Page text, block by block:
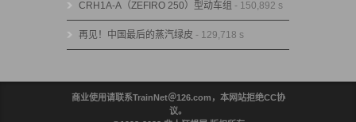
CRH1A-A（ZEFIRO 250）型动车组 - 150,892 s
再见！中国最后的蒸汽绿皮 - 129,718 s
商业使用请联系TrainNet＠126.com，本网站拒绝CC协
议。